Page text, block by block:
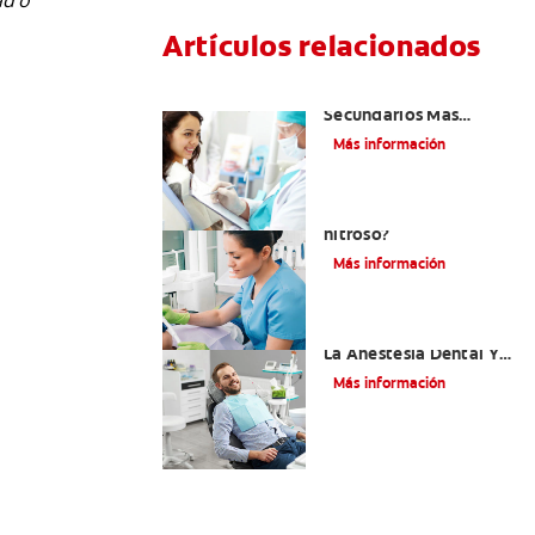
Artículos relacionados
Secundarios Más
Comunes De La
Más información
nitroso?
Más información
La Anestesia Dental Y
Causas De Tratamiento
Más información